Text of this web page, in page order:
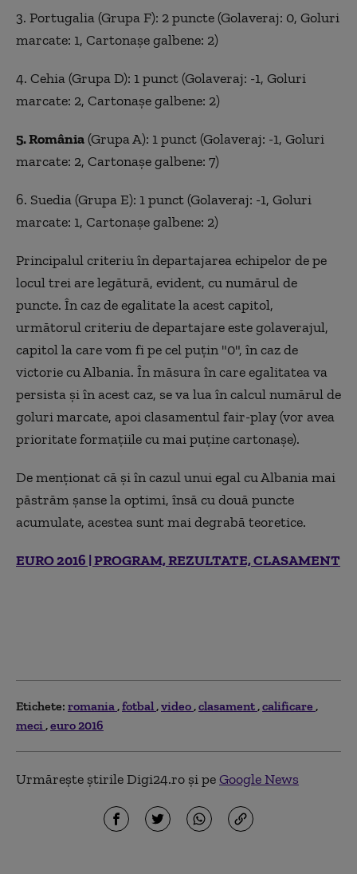
3. Portugalia (Grupa F): 2 puncte (Golaveraj: 0, Goluri
marcate: 1, Cartonaşe galbene: 2)
4. Cehia (Grupa D): 1 punct (Golaveraj: -1, Goluri
marcate: 2, Cartonaşe galbene: 2)
5. România(Grupa A): 1 punct (Golaveraj: -1, Goluri
marcate: 2, Cartonaşe galbene: 7)
6. Suedia (Grupa E): 1 punct (Golaveraj: -1, Goluri
marcate: 1, Cartonaşe galbene: 2)
Principalul criteriu în departajarea echipelor de pe
locul trei are legătură, evident, cu numărul de
puncte. În caz de egalitate la acest capitol,
următorul criteriu de departajare este golaverajul,
capitol la care vom fi pe cel puţin "0", în caz de
victorie cu Albania. În măsura în care egalitatea va
persista şi în acest caz, se va lua în calcul numărul de
goluri marcate, apoi clasamentul fair-play (vor avea
prioritate formaţiile cu mai puţine cartonaşe).
De menţionat că şi în cazul unui egal cu Albania mai
păstrăm şanse la optimi, însă cu două puncte
acumulate, acestea sunt mai degrabă teoretice.
EURO 2016 | PROGRAM, REZULTATE, CLASAMENT
Etichete: romania fotbal video clasament calificare
meci euro 2016
Urmărește știrile Digi24.ro și peGoogle News